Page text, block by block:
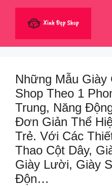
dung
Những Mẫu Giày
Shop Theo 1
Trung, Năng
Đơn Giản Thể
Trẻ. Với Các
Thao Cột Dây,
Giày Lười, Giày
Độn…